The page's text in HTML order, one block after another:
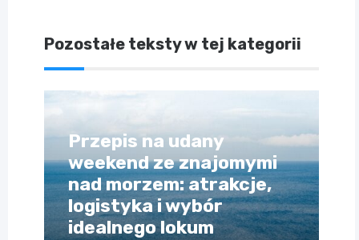
Pozostałe teksty w tej kategorii
Przepis na udany
weekend ze znajomymi
nad morzem: atrakcje,
logistyka i wybór
idealnego lokum